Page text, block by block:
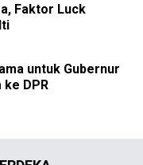
Faktor Luck
untuk Gubernur
DPR